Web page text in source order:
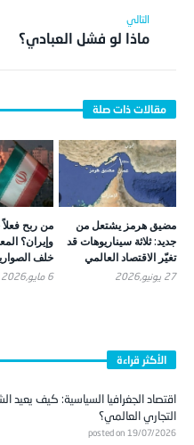
ماذا لو فشل العبادي؟
مضيق هرمز يشتعل من
جديد: ثلاثة سيناريوهات قد
تغيّر الاقتصاد العالمي
27 يونيو,2026
من ربح
وإيران؟
خلف
6 مايو,2026
الأكثر قراءة
اقتصاد الجغرافيا السياسية: كيف يعيد
التجاري العالمي؟
posted on 19/07/2026